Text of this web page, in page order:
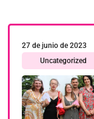
27 de junio de 2023
Uncategorized